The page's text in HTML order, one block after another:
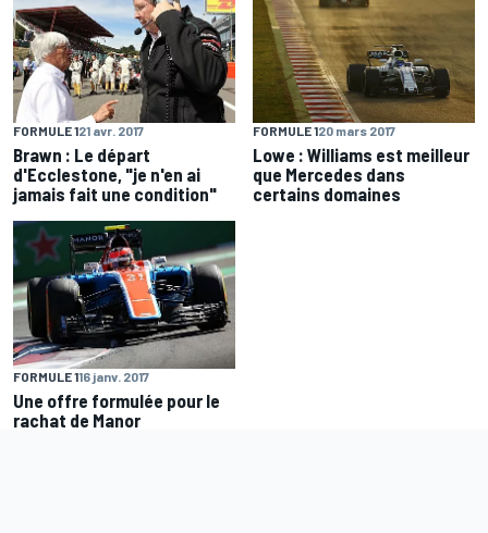
FORMULE 121 avr. 2017
Brawn : Le départ
d'Ecclestone, "je n'en ai
jamais fait une condition"
FORMULE 120 mars 2017
Lowe : Williams est meilleur
que Mercedes dans
certains domaines
FORMULE 116 janv. 2017
Une offre formulée pour le
rachat de Manor